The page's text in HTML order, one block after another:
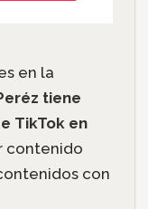
en la
tiene
TikTok en
contenido
con